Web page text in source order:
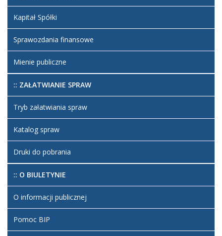
Kapitał Spółki
Sprawozdania finansowe
Mienie publiczne
:: ZAŁATWIANIE SPRAW
Tryb załatwiania spraw
Katalog spraw
Druki do pobrania
:: O BIULETYNIE
O informacji publicznej
Pomoc BIP